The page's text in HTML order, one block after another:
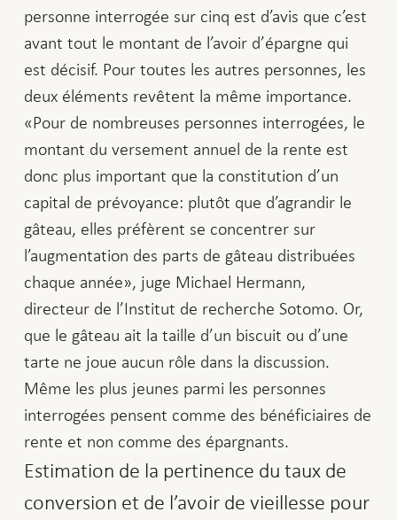
personne interrogée sur cinq est d’avis que c’est
avant tout le montant de l’avoir d’épargne qui
est décisif. Pour toutes les autres personnes, les
deux éléments revêtent la même importance.
«Pour de nombreuses personnes interrogées, le
montant du versement annuel de la rente est
donc plus important que la constitution d’un
capital de prévoyance: plutôt que d’agrandir le
gâteau, elles préfèrent se concentrer sur
l’augmentation des parts de gâteau distribuées
chaque année», juge Michael Hermann,
directeur de l’Institut de recherche Sotomo. Or,
que le gâteau ait la taille d’un biscuit ou d’une
tarte ne joue aucun rôle dans la discussion.
Même les plus jeunes parmi les personnes
interrogées pensent comme des bénéficiaires de
rente et non comme des épargnants.
Estimation de la pertinence du taux de
conversion et de l’avoir de vieillesse pour